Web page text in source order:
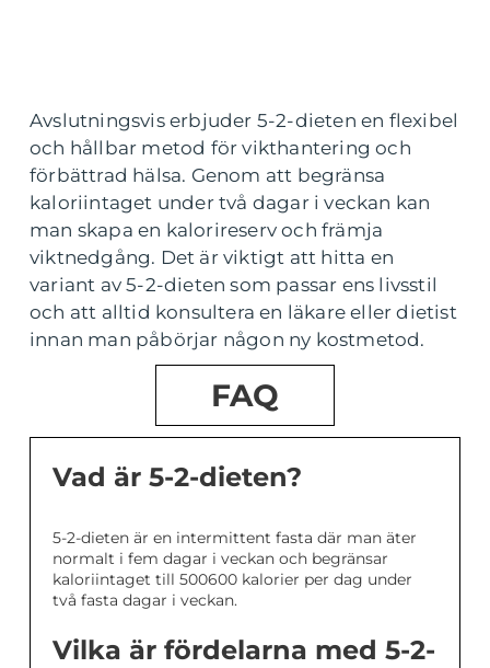
Avslutningsvis erbjuder 5-2-dieten en flexibel
och hållbar metod för vikthantering och
förbättrad hälsa. Genom att begränsa
kaloriintaget under två dagar i veckan kan
man skapa en kalorireserv och främja
viktnedgång. Det är viktigt att hitta en
variant av 5-2-dieten som passar ens livsstil
och att alltid konsultera en läkare eller dietist
innan man påbörjar någon ny kostmetod.
FAQ
Vad är 5-2-dieten?
5-2-dieten är en intermittent fasta där man äter
normalt i fem dagar i veckan och begränsar
kaloriintaget till 500600 kalorier per dag under
två fasta dagar i veckan.
Vilka är fördelarna med 5-2-